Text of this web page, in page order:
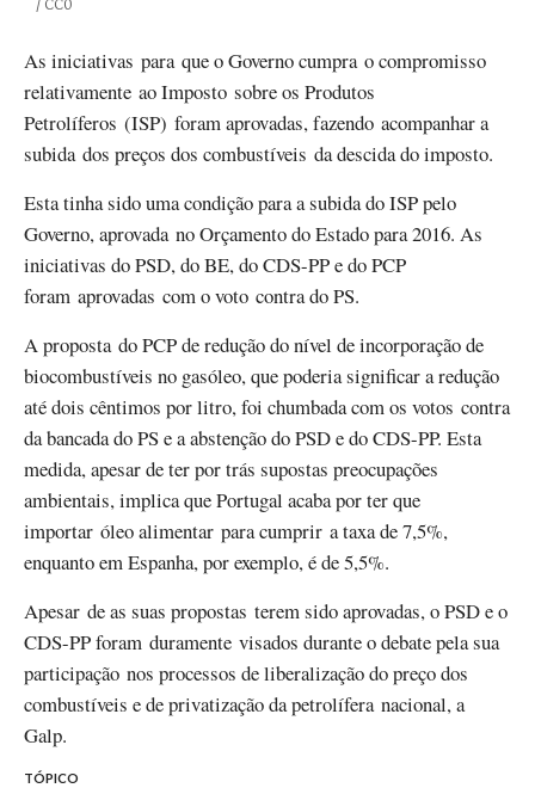
Créditos
/ CC0
As iniciativas para que o Governo cumpra o compromisso
relativamente ao Imposto sobre os Produtos
Petrolíferos (ISP) foram aprovadas, fazendo acompanhar a
subida dos preços dos combustíveis da descida do imposto.
Esta tinha sido uma condição para a subida do ISP pelo
Governo, aprovada no Orçamento do Estado para 2016. As
iniciativas do PSD, do BE, do CDS-PP e do PCP
foram aprovadas com o voto contra do PS.
A proposta do PCP de redução do nível de incorporação de
biocombustíveis no gasóleo, que poderia significar a redução
até dois cêntimos por litro, foi chumbada com os votos contra
da bancada do PS e a abstenção do PSD e do CDS-PP. Esta
medida, apesar de ter por trás supostas preocupações
ambientais, implica que Portugal acaba por ter que
importar óleo alimentar para cumprir a taxa de 7,5%,
enquanto em Espanha, por exemplo, é de 5,5%.
Apesar de as suas propostas terem sido aprovadas, o PSD e o
CDS-PP foram duramente visados durante o debate pela sua
participação nos processos de liberalização do preço dos
combustíveis e de privatização da petrolífera nacional, a
Galp.
TÓPICO